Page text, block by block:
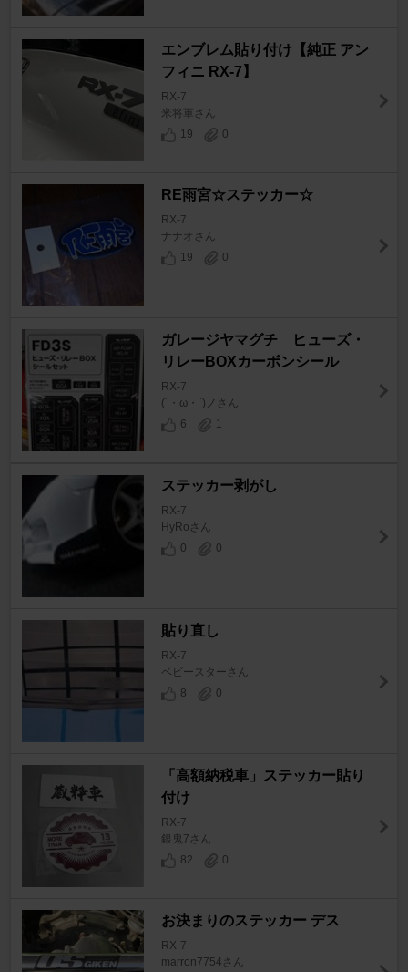
エンブレム貼り付け【純正 アン
フィニ RX-7】
RX-7
米将軍さん
19
0
RE雨宮☆ステッカー☆
RX-7
ナナオさん
19
0
ガレージヤマグチ ヒューズ・
リレーBOXカーボンシール
RX-7
(´・ω・`)ノさん
6
1
ステッカー剥がし
RX-7
HyRoさん
0
0
貼り直し
RX-7
ベビースターさん
8
0
「高額納税車」ステッカー貼り
付け
RX-7
銀鬼7さん
82
0
お決まりのステッカー デス
RX-7
marron7754さん